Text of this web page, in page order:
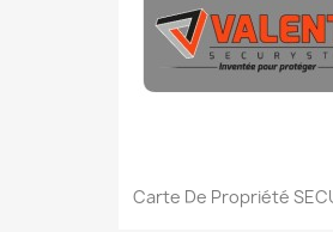
Carte De Propriété